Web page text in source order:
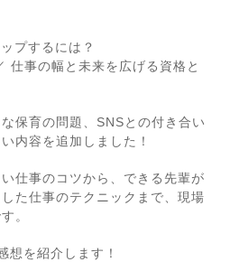
プするには？
仕事の幅と未来を広げる資格と
保育の問題、SNSとの付き合い
内容を追加しました！
仕事のコツから、できる先輩が
た仕事のテクニックまで、現場
。
想を紹介します！